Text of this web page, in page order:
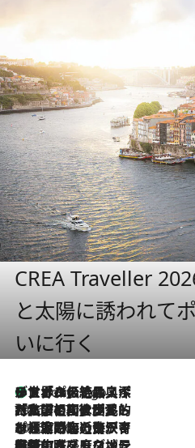
CREA Traveller
と太陽に誘われて
いに行く
5 Hours Ago
リスボンの絶品スイーツ「パステル・デ・ナタ」とは？ポルトガル伝統の奥深い世界へ
2026.7.27
「私の祖国はポルトガル語です」国民的詩人フェルナンド・ペソアと、彼が愛した文学の街を歩く
2026.7.26
ポルトガル近海が育む極上の海の幸。キリリと冷えた白ワインと愉しむ、シーフード専門店の贅沢